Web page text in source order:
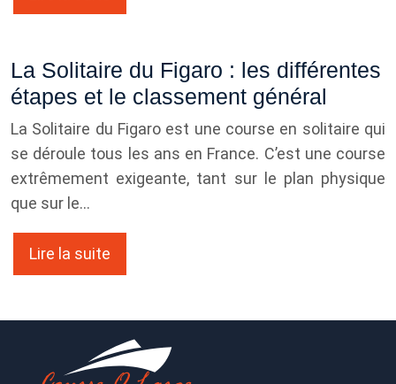
La Solitaire du Figaro : les différentes
étapes et le classement général
La Solitaire du Figaro est une course en solitaire qui
se déroule tous les ans en France. C’est une course
extrêmement exigeante, tant sur le plan physique
que sur le…
Lire la suite